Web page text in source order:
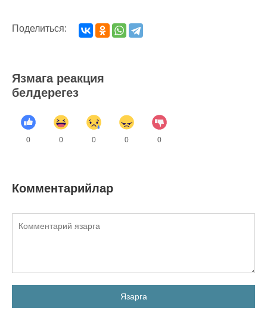
Поделиться:
Язмага реакция
белдерегез
0 0 0 0 0
Комментарийлар
Язарга